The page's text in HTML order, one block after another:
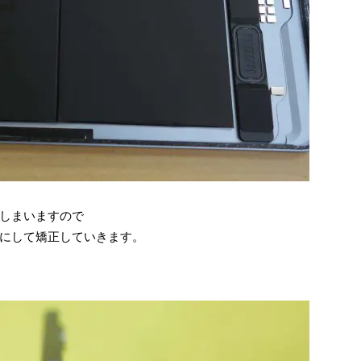
まいますので
して矯正していきます。